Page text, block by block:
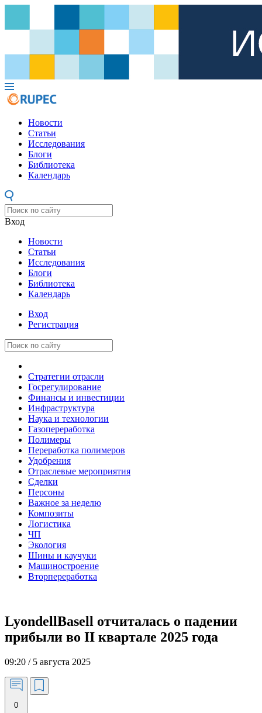
Новости
Статьи
Исследования
Блоги
Библиотека
Календарь
Вход
Новости
Статьи
Исследования
Блоги
Библиотека
Календарь
Вход
Регистрация
Стратегии отрасли
Госрегулирование
Финансы и инвестиции
Инфраструктура
Наука и технологии
Газопереработка
Полимеры
Переработка полимеров
Удобрения
Отраслевые мероприятия
Сделки
Персоны
Важное за неделю
Композиты
Логистика
ЧП
Экология
Шины и каучуки
Машиностроение
Вторпереработка
LyondellBasell отчиталась о падении
прибыли во II квартале 2025 года
09:20 / 5 августа 2025
0